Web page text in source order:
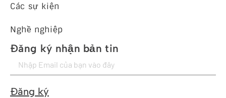
Các sự kiện
Nghề nghiệp
Đăng ký nhận bản tin
Đăng ký